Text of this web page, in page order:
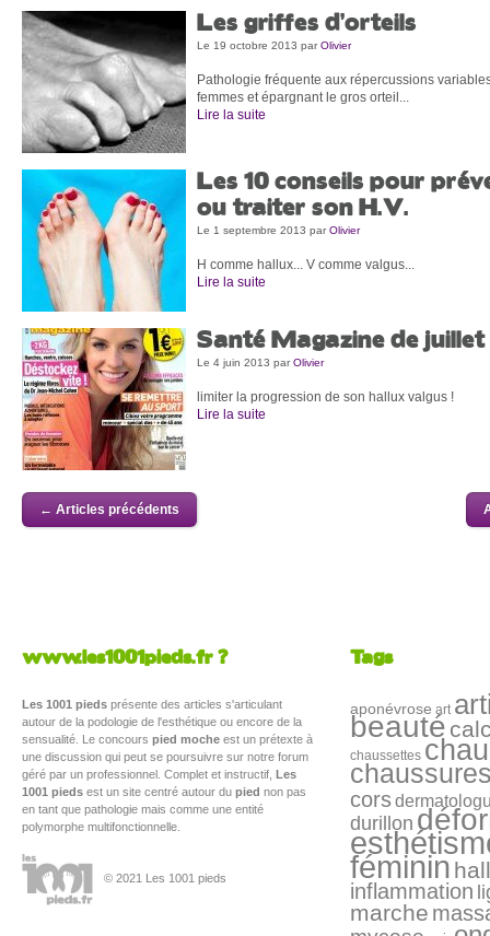
Les griffes d’orteils
Le 19 octobre 2013 parOlivier
Pathologie fréquente aux répercussions
femmes et épargnant le gros orteil...
Lire la suite
Les 10 conseils pour
ou traiter son H.V.
Le 1 septembre 2013 parOlivier
H comme hallux... V comme valgus...
Lire la suite
Santé Magazine de juillet
Le 4 juin 2013 parOlivier
limiter la progression de son hallux valgus !
Lire la suite
← Articles précédents
www.les1001pieds.fr ?
Les 1001 pieds présente des articles s'articulant
autour de la podologie de l'esthétique ou encore de la
sensualité. Le concours pied moche est un prétexte à
une discussion qui peut se poursuivre sur notre forum
géré par un professionnel. Complet et instructif, Les
1001 pieds est un site centré autour du pied non pas
en tant que pathologie mais comme une entité
polymorphe multifonctionnelle.
© 2021 Les 1001 pieds
Tags
aponévrose art
beauté
chaussettes
cors
durillon
féminin
inflammation
marche